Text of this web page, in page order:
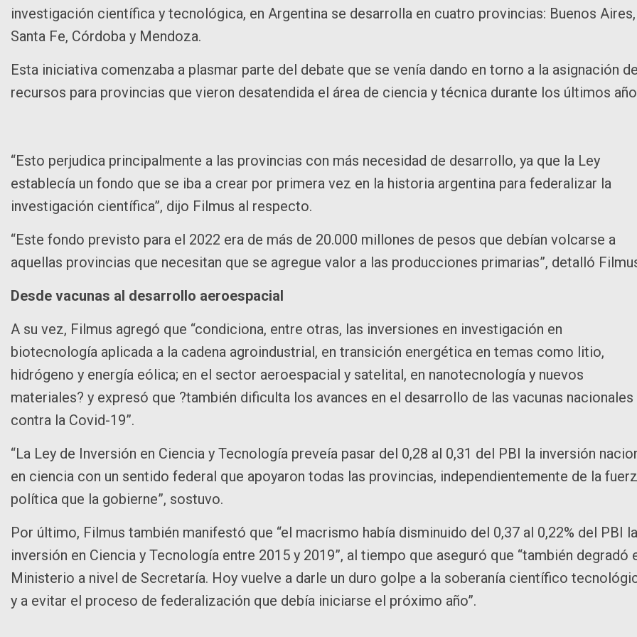
investigación científica y tecnológica, en Argentina se desarrolla en cuatro provincias: Buenos Aires,
Santa Fe, Córdoba y Mendoza.
Esta iniciativa comenzaba a plasmar parte del debate que se venía dando en torno a la asignación de
recursos para provincias que vieron desatendida el área de ciencia y técnica durante los últimos
“Esto perjudica principalmente a las provincias con más necesidad de desarrollo, ya que la Ley
establecía un fondo que se iba a crear por primera vez en la historia argentina para federalizar la
investigación científica”, dijo Filmus al respecto.
“Este fondo previsto para el 2022 era de más de 20.000 millones de pesos que debían volcarse a
aquellas provincias que necesitan que se agregue valor a las producciones primarias”, detalló
Desde vacunas al desarrollo aeroespacial
A su vez, Filmus agregó que “condiciona, entre otras, las inversiones en investigación en
biotecnología aplicada a la cadena agroindustrial, en transición energética en temas como litio,
hidrógeno y energía eólica; en el sector aeroespacial y satelital, en nanotecnología y nuevos
materiales? y expresó que ?también dificulta los avances en el desarrollo de las vacunas nacionales
contra la Covid-19”.
“La Ley de Inversión en Ciencia y Tecnología preveía pasar del 0,28 al 0,31 del PBI la inversión
en ciencia con un sentido federal que apoyaron todas las provincias, independientemente de la
política que la gobierne”, sostuvo.
Por último, Filmus también manifestó que “el macrismo había disminuido del 0,37 al 0,22% del PBI la
inversión en Ciencia y Tecnología entre 2015 y 2019”, al tiempo que aseguró que “también degradó
Ministerio a nivel de Secretaría. Hoy vuelve a darle un duro golpe a la soberanía científico
y a evitar el proceso de federalización que debía iniciarse el próximo año”.